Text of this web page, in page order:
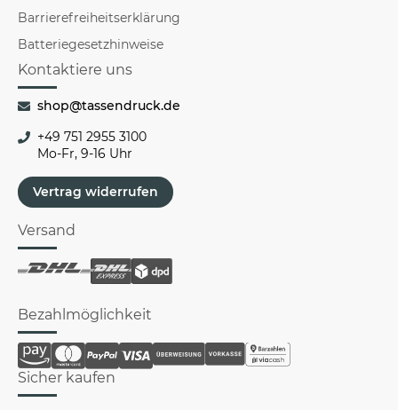
Barrierefreiheitserklärung
Batteriegesetzhinweise
Kontaktiere uns
shop@tassendruck.de
+49 751 2955 3100
Mo-Fr, 9-16 Uhr
Vertrag widerrufen
Versand
Bezahlmöglichkeit
Sicher kaufen